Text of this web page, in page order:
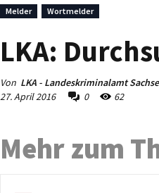
Melder Wortmelder
LKA:
Von LKA - Landeskriminalamt
27. April 2016
0 62
Mehr zum